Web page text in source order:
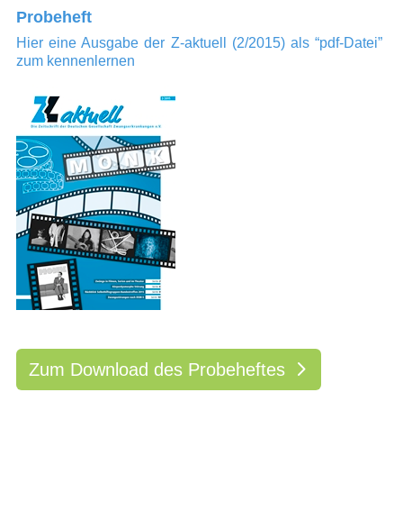
Probeheft
Hier eine Ausgabe der Z-aktuell (2/2015) als “pdf-Datei”
zum kennenlernen
Zum Download des Probeheftes